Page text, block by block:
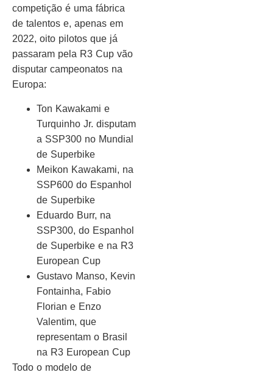
competição é uma fábrica
de talentos e, apenas em
2022, oito pilotos que já
passaram pela R3 Cup vão
disputar campeonatos na
Europa:
Ton Kawakami e
Turquinho Jr. disputam
a SSP300 no Mundial
de Superbike
Meikon Kawakami, na
SSP600 do Espanhol
de Superbike
Eduardo Burr, na
SSP300, do Espanhol
de Superbike e na R3
European Cup
Gustavo Manso, Kevin
Fontainha, Fabio
Florian e Enzo
Valentim, que
representam o Brasil
na R3 European Cup
Todo o modelo de